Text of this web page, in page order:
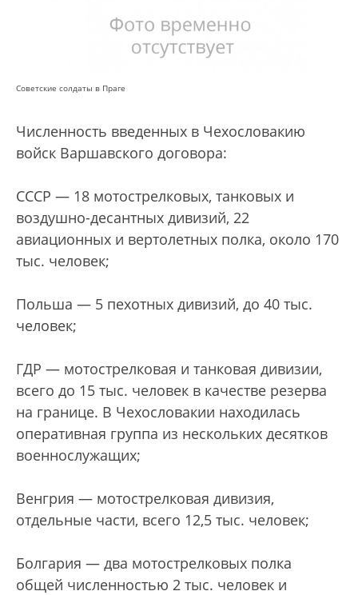
Советские солдаты в Праге
Численность введенных в Чехословакию
войск Варшавского договора:
СССР — 18 мотострелковых, танковых и
воздушно-десантных дивизий, 22
авиационных и вертолетных полка, около 170
тыс. человек;
Польша — 5 пехотных дивизий, до 40 тыс.
человек;
ГДР — мотострелковая и танковая дивизии,
всего до 15 тыс. человек в качестве резерва
на границе. В Чехословакии находилась
оперативная группа из нескольких десятков
военнослужащих;
Венгрия — мотострелковая дивизия,
отдельные части, всего 12,5 тыс. человек;
Болгария — два мотострелковых полка
общей численностью 2 тыс. человек и